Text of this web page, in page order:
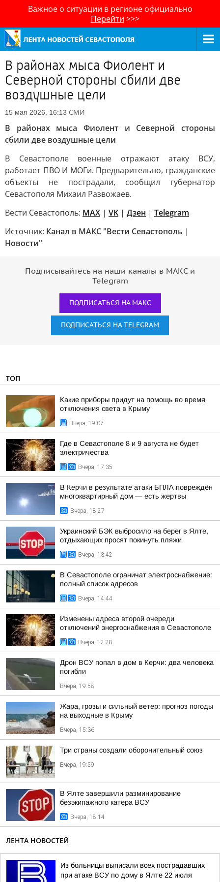
Важное о ситуации в регионе официально
Перейти >>>
В районах мыса Фиолент и
Северной стороны сбили две
воздушные цели
15 мая 2026, 16:13 СМИ
В районах мыса Фиолент и Северной стороны
сбили две воздушные цели
В Севастополе военные отражают атаку ВСУ,
работает ПВО И МОГи. Предварительно, гражданские
объекты не пострадали, сообщил губернатор
Севастополя Михаил Развожаев.
Вести Севастополь: MAX | VK | Дзен | Telegram
Источник: Канал в МАКС "Вести Севастополь |
Новости"
Подписывайтесь на наши каналы в МАКС и
Telegram
ПОДПИСАТЬСЯ НА МАКС
ПОДПИСАТЬСЯ НА TELEGRAM
ТОП
Какие приборы придут на помощь во время
отключения света в Крыму
Вчера, 19:07
Где в Севастополе 8 и 9 августа не будет
электричества
Вчера, 17:35
В Керчи в результате атаки БПЛА повреждён
многоквартирный дом — есть жертвы
Вчера, 18:27
Украинский БЭК выбросило на берег в Ялте,
отдыхающих просят покинуть пляжи
Вчера, 13:42
В Севастополе ограничат электроснабжение:
полный список адресов
Вчера, 14:44
Изменены адреса второй очереди
отключений энергоснабжения в Севастополе
Вчера, 12:28
Дрон ВСУ попал в дом в Керчи: два человека
погибли
Вчера, 19:58
Жара, грозы и сильный ветер: прогноз погоды
на выходные в Крыму
Вчера, 15:36
Три страны создали оборонительный союз
Вчера, 19:59
В Ялте завершили разминирование
безэкипажного катера ВСУ
Вчера, 18:14
ЛЕНТА НОВОСТЕЙ
Из больницы выписали всех пострадавших
при атаке ВСУ по дому в Ялте 22 июля